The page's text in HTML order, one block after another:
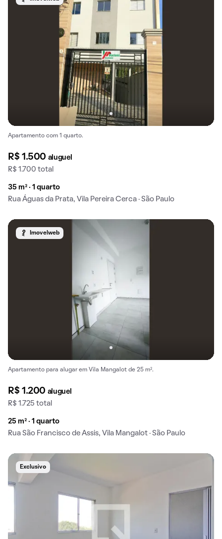
Apartamento com 1 quarto.
R$ 1.500 aluguel
R$ 1.700 total
35 m² · 1 quarto
Rua Águas da Prata, Vila Pereira Cerca · São Paulo
Imovelweb
Apartamento para alugar em Vila Mangalot de 25 m².
R$ 1.200 aluguel
R$ 1.725 total
25 m² · 1 quarto
Rua São Francisco de Assis, Vila Mangalot · São Paulo
Exclusivo